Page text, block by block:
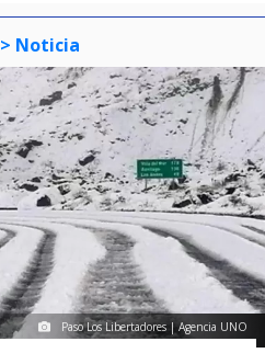
> Noticia
Paso Los Libertadores | Agencia UNO